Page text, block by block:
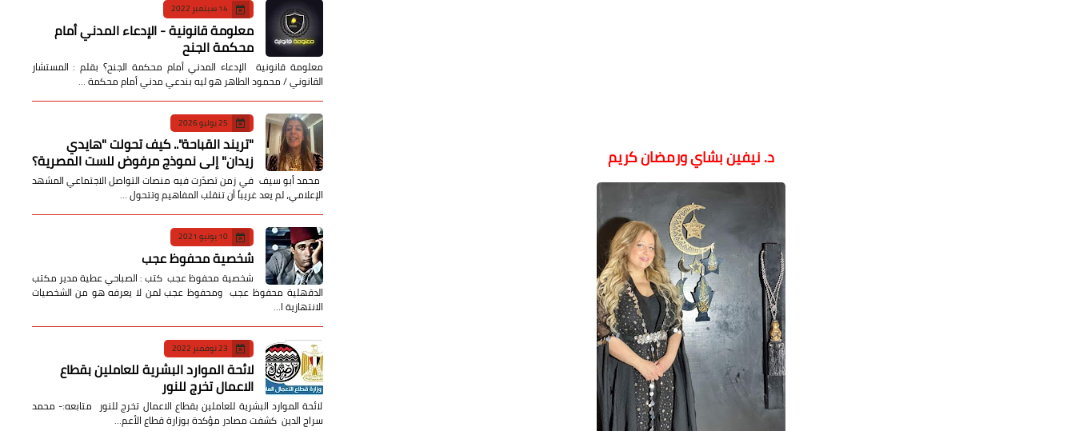
د. نيفين بشاي ورمضان كريم
14 سبتمبر 2022
معلومة قانونية - الإدعاء المدني أمام
محكمة الجنح
معلومة قانونية الإدعاء المدني أمام محكمة الجنح؟ بقلم : المستشار
القانوني / محمود الطاهر هو ليه بندعي مدني أمام محكمة …
25 يوليو 2026
​"تريند القباحة".. كيف تحولت "هايدي
زيدان" إلى نموذج مرفوض للست المصرية؟
​ محمد أبو سيف ​في زمن تصدّرت فيه منصات التواصل الاجتماعي المشهد
الإعلامي، لم يعد غريباً أن تنقلب المفاهيم وتتحول …
10 يونيو 2021
شخصية محفوظ عجب
شخصية محفوظ عجب كتب : الصباحي عطية مدير مكتب
الدقهلية محفوظ عجب ومحفوظ عجب لمن لا يعرفه هو من الشخصيات
الانتهازية ا…
23 نوفمبر 2022
لائحة الموارد البشرية للعاملين بقطاع
الاعمال تخرج للنور
لائحة الموارد البشرية للعاملين بقطاع الاعمال تخرج للنور متابعه:- محمد
سراج الدين كشفت مصادر مؤكدة بوزارة قطاع الأعم…